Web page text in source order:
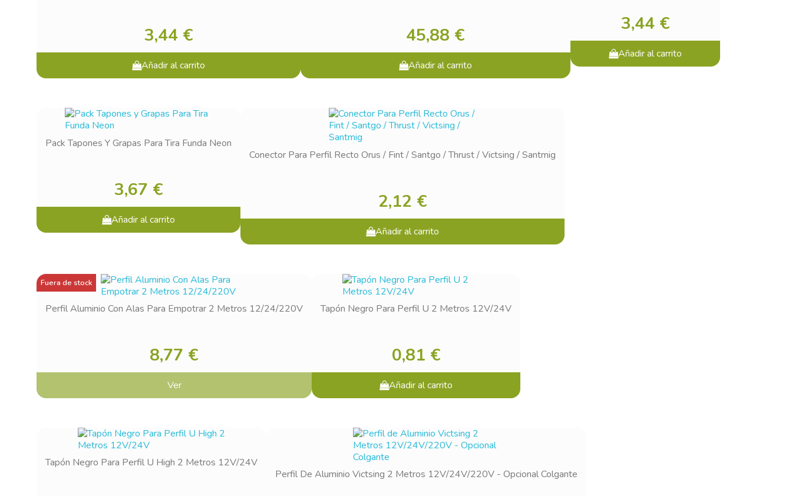
3,44 €
Añadir al carrito
45,88 €
Añadir al carrito
3,44 €
Añadir al carrito
Pack Tapones Y Grapas Para Tira Funda Neon
3,67 €
Añadir al carrito
Conector Para Perfil Recto Orus / Fint / Santgo / Thrust / Victsing / Santmig
2,12 €
Añadir al carrito
Perfil Aluminio Con Alas Para Empotrar 2 Metros 12/24/220V
8,77 €
Ver
Fuera de stock
Tapón Negro Para Perfil U 2 Metros 12V/24V
0,81 €
Añadir al carrito
Tapón Negro Para Perfil U High 2 Metros 12V/24V
Perfil De Aluminio Victsing 2 Metros 12V/24V/220V - Opcional Colgante
Cancel